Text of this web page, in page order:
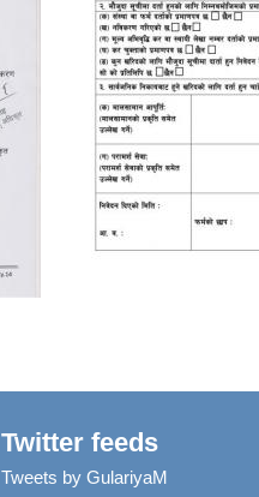
Twitter feeds
Tweets by GulariyaM